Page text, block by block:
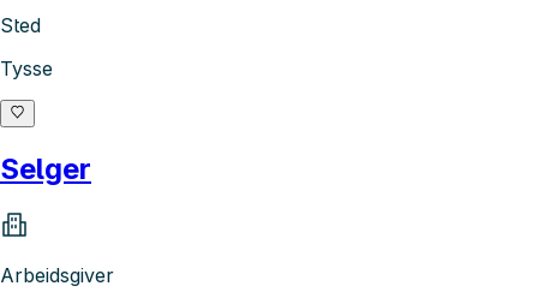
Sted
Tysse
Selger
Arbeidsgiver